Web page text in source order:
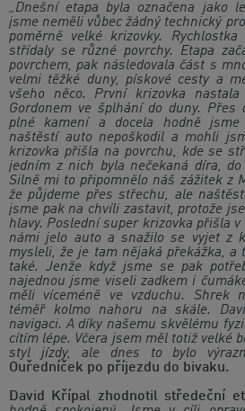
„Dnešní etapa byla označena jako
jsme neměli vůbec žádný technický
poměrně velké krizovky.
střídaly se různé povrchy. Etapa
povrchem, pak následovala část s
velmi těžké duny, pískové cesty a
všeho něco. První krizovka
Gordonem ve šplhání do duny.
plné kamení a docela hodně
naštěstí auto nepoškodil a mohli
krizovka přišla na povrchu, kde se
jedním z nich byla nečekaná díra,
Silně mi to připomnělo náš zážitek z
že půjdeme přes střechu, ale
jsme pak na chvíli zastavit, protože
hlavy. Poslední super krizovka přišla
námi jelo auto a snažilo se vyjet z
mysleli, že je tam nějaká překážka,
také. Jenže když jsme se pak
najednou jsme viseli zadkem i
měli víceméně ve vzduchu. Shrek
téměř kolmo nahoru na skále.
navigaci. A díky našemu skvělému
cítím lépe. Včera jsem měl totiž velké
styl jízdy, ale dnes to bylo
Ouředníček po příjezdu do bivaku.
David Křípal zhodnotil středeční